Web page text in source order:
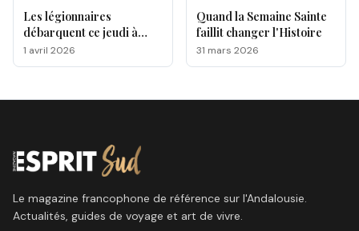
Les légionnaires
débarquent ce jeudi à
Málaga, voici le
programme !
1 avril 2026
Quand la Semaine Sainte
faillit changer l'Histoire
31 mars 2026
Le magazine francophone de référence sur l'Andalousie.
Actualités, guides de voyage et art de vivre.